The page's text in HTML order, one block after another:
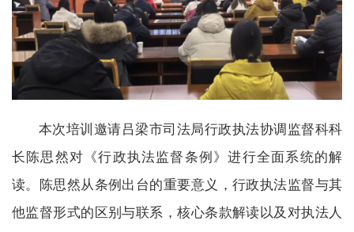
本次培训邀请吕梁市司法局行政执法协调监督科科
长陈思然对《行政执法监督条例》进行全面系统的解
读。陈思然从条例出台的重要意义，行政执法监督与其
他监督形式的区别与联系，核心条款解读以及对执法人